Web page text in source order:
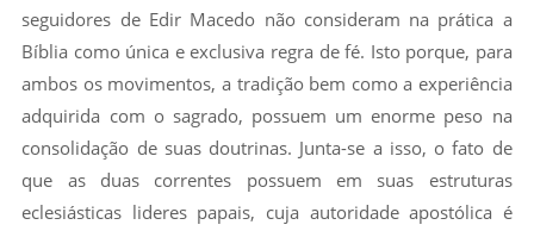
seguidores de Edir Macedo não consideram na prática a
Bíblia como única e exclusiva regra de fé. Isto porque, para
ambos os movimentos, a tradição bem como a experiência
adquirida com o sagrado, possuem um enorme peso na
consolidação de suas doutrinas. Junta-se a isso, o fato de
que as duas correntes possuem em suas estruturas
eclesiásticas lideres papais, cuja autoridade apostólica é